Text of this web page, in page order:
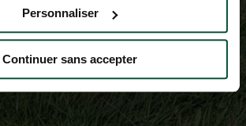
Personnaliser
Continuer sans accepter